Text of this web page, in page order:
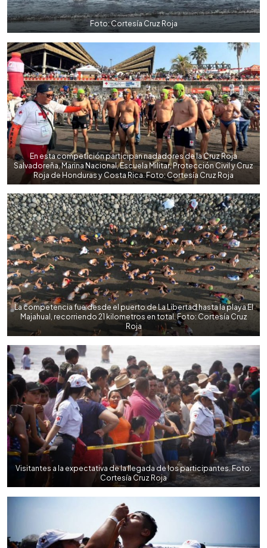
Foto: Cortesía Cruz Roja
En esta competición participan nadadores de la Cruz Roja
Salvadoreña, Marina Nacional, Escuela Militar, Protección Civil y Cruz
Roja de Honduras y Costa Rica. Foto: Cortesía Cruz Roja
La competencia fue desde el puerto de La Libertad hasta la playa El
Majahual, recorriendo 21 kilometros en total. Foto: Cortesía Cruz
Roja
Visitantes a la expectativa de la llegada de los participantes. Foto:
Cortesía Cruz Roja